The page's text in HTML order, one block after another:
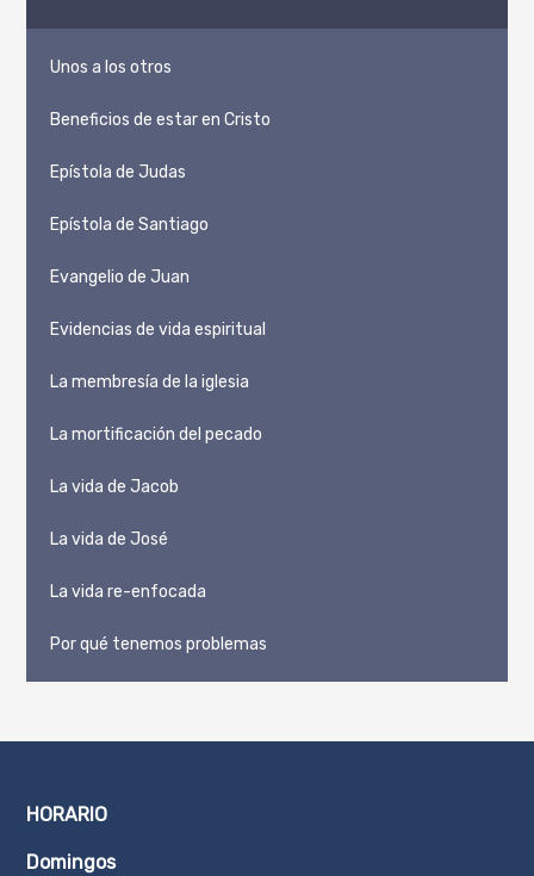
Unos a los otros
Beneficios de estar en Cristo
Epístola de Judas
Epístola de Santiago
Evangelio de Juan
Evidencias de vida espiritual
La membresía de la iglesia
La mortificación del pecado
La vida de Jacob
La vida de José
La vida re-enfocada
Por qué tenemos problemas
HORARIO
Domingos